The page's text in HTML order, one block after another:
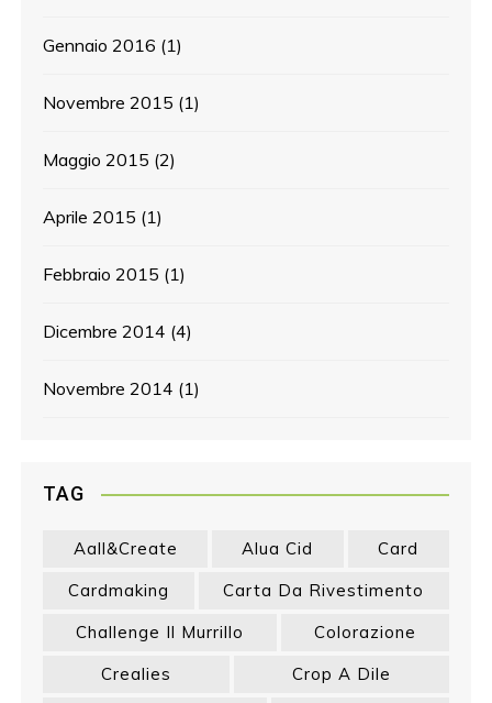
Gennaio 2016 (1)
Novembre 2015 (1)
Maggio 2015 (2)
Aprile 2015 (1)
Febbraio 2015 (1)
Dicembre 2014 (4)
Novembre 2014 (1)
TAG
Aall&create Alua Cid
Card
Cardmaking
Carta Da Rivestimento
Challenge Il Murrillo
Colorazione
Crealies
Crop A Dile